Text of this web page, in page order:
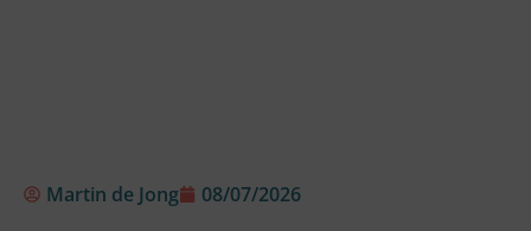
Martin de Jong
08/07/2026